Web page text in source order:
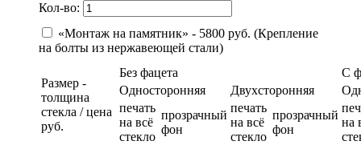
Кол-во:
«Монтаж на памятник» - 5800 руб. (Крепление
на болты из нержавеющей стали)
Размер -
толщина
стекла / цена
руб.
Без фацета
С
Односторонняя
Двухсторонняя
печать
на всё
стекло
прозрачный
фон
печать
на всё
стекло
прозрачный
фон
на